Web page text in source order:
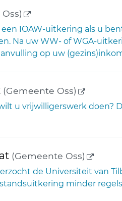
(externe link)
IOAW-uitkering als u
Na uw WW- of WGA-
op uw
(Gemeente Oss) (externe
u vrijwilligerswerk doen?
(Gemeente Oss)
de Universiteit van
minder